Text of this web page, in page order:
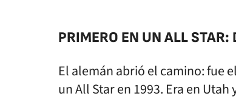
PRIMERO EN UN ALL
El alemán abrió el camino: fue
un All Star en 1993. Era en